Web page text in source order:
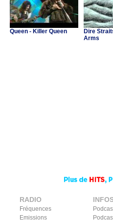
Queen - Killer Queen
Dire
Arms
RADIO
Fréquences
Emissions